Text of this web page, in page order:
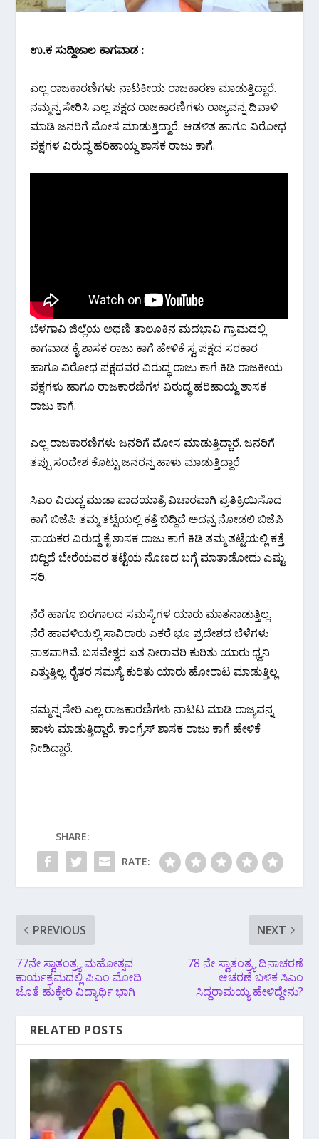
ಉ.ಕ ಸುದ್ದಿಜಾಲ ಕಾಗವಾಡ :
ಎಲ್ಲ ರಾಜಕಾರಣಿಗಳು ನಾಟಕೀಯ ರಾಜಕಾರಣ ಮಾಡುತ್ತಿದ್ದಾರೆ.
ನಮ್ಮನ್ನ ಸೇರಿಸಿ ಎಲ್ಲ ಪಕ್ಷದ ರಾಜಕಾರಣಿಗಳು ರಾಜ್ಯವನ್ನ ದಿವಾಳಿ
ಮಾಡಿ ಜನರಿಗೆ ಮೋಸ ಮಾಡುತ್ತಿದ್ದಾರೆ. ಆಡಳಿತ ಹಾಗೂ ವಿರೋಧ
ಪಕ್ಷಗಳ ವಿರುದ್ಧ ಹರಿಹಾಯ್ದ ಶಾಸಕ ರಾಜು ಕಾಗೆ.
ಬೆಳಗಾವಿ ಜಿಲ್ಲೆಯ ಅಥಣಿ ತಾಲೂಕಿನ ಮದಭಾವಿ ಗ್ರಾಮದಲ್ಲಿ
ಕಾಗವಾಡ ಕೈ ಶಾಸಕ ರಾಜು ಕಾಗೆ ಹೇಳಿಕೆ ಸ್ವ ಪಕ್ಷದ ಸರಕಾರ
ಹಾಗೂ ವಿರೋಧ ಪಕ್ಷದವರ ವಿರುದ್ಧ ರಾಜು ಕಾಗೆ ಕಿಡಿ ರಾಜಕೀಯ
ಪಕ್ಷಗಳು ಹಾಗೂ ರಾಜಕಾರಣಿಗಳ ವಿರುದ್ಧ ಹರಿಹಾಯ್ದ ಶಾಸಕ
ರಾಜು ಕಾಗೆ.
ಎಲ್ಲ ರಾಜಕಾರಣಿಗಳು ಜನರಿಗೆ ಮೋಸ ಮಾಡುತ್ತಿದ್ದಾರೆ. ಜನರಿಗೆ
ತಪ್ಪು ಸಂದೇಶ ಕೊಟ್ಟು ಜನರನ್ನ ಹಾಳು ಮಾಡುತ್ತಿದ್ದಾರೆ
ಸಿಎಂ ವಿರುದ್ಧ ಮುಡಾ ಪಾದಯಾತ್ರೆ ವಿಚಾರವಾಗಿ ಪ್ರತಿಕ್ರಿಯಿಸೊದ
ಕಾಗೆ ಬಿಜೆಪಿ ತಮ್ಮ ತಟ್ಟೆಯಲ್ಲಿ ಕತ್ತೆ ಬಿದ್ದಿದೆ ಅದನ್ನ ನೋಡಲಿ ಬಿಜೆಪಿ
ನಾಯಕರ ವಿರುದ್ದ ಕೈ ಶಾಸಕ ರಾಜು ಕಾಗೆ ಕಿಡಿ ತಮ್ಮ ತಟ್ಟೆಯಲ್ಲಿ ಕತ್ತೆ
ಬಿದ್ದಿದೆ ಬೇರೆಯವರ ತಟ್ಟೆಯ ನೊಣದ ಬಗ್ಗೆ ಮಾತಾಡೋದು ಎಷ್ಟು
ಸರಿ.
ನೆರೆ ಹಾಗೂ ಬರಗಾಲದ ಸಮಸ್ಯೆಗಳ ಯಾರು ಮಾತನಾಡುತ್ತಿಲ್ಲ.
ನೆರೆ ಹಾವಳಿಯಲ್ಲಿ ಸಾವಿರಾರು ಎಕರೆ ಭೂ ಪ್ರದೇಶದ ಬೆಳೆಗಳು
ನಾಶವಾಗಿವೆ. ಬಸವೇಶ್ವರ ಏತ ನೀರಾವರಿ ಕುರಿತು ಯಾರು ಧ್ವನಿ
ಎತ್ತುತ್ತಿಲ್ಲ. ರೈತರ ಸಮಸ್ಯೆ ಕುರಿತು ಯಾರು ಹೋರಾಟ ಮಾಡುತ್ತಿಲ್ಲ
ನಮ್ಮನ್ನ ಸೇರಿ ಎಲ್ಲ ರಾಜಕಾರಣಿಗಳು ನಾಟಟ ಮಾಡಿ ರಾಜ್ಯವನ್ನ
ಹಾಳು ಮಾಡುತ್ತಿದ್ದಾರೆ. ಕಾಂಗ್ರೆಸ್ ಶಾಸಕ ರಾಜು ಕಾಗೆ ಹೇಳಿಕೆ
ನೀಡಿದ್ದಾರೆ.
SHARE:
RATE:
PREVIOUS
77ನೇ ಸ್ವಾತಂತ್ರ್ಯ ಮಹೋತ್ಸವ
ಕಾರ್ಯಕ್ರಮದಲ್ಲಿ ಪಿಎಂ ಮೋದಿ
ಜೊತೆ ಹುಕ್ಕೇರಿ ವಿದ್ಯಾರ್ಥಿ ಭಾಗಿ
NEXT
78 ನೇ ಸ್ವಾತಂತ್ರ್ಯ ದಿನಾಚರಣೆ
ಆಚರಣೆ ಬಳಿಕ ಸಿಎಂ
ಸಿದ್ದರಾಮಯ್ಯ ಹೇಳಿದ್ದೇನು?
RELATED POSTS